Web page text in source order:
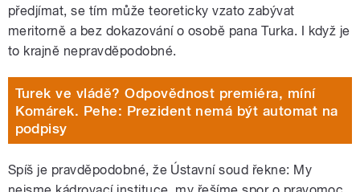
předjímat, se tím může teoreticky vzato zabývat
meritorně a bez dokazování o osobě pana Turka. I když je
to krajně nepravděpodobné.
Turek ve vládě? Odpovědnost premiéra, míní
Komárek. Pehe: Prezident nemá být automat na
podpisy
Spíš je pravděpodobné, že Ústavní soud řekne: My